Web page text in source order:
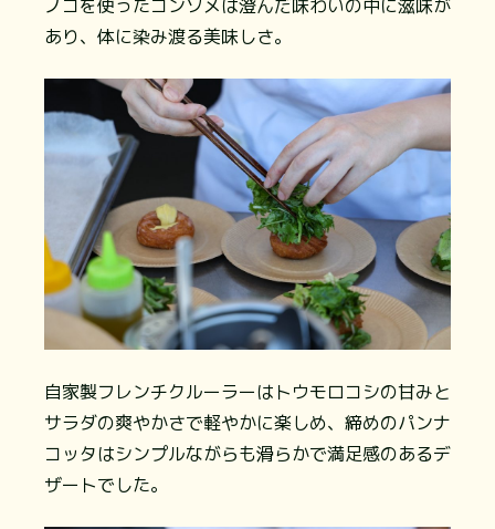
ノコを使ったコンソメは澄んだ味わいの中に滋味が
あり、体に染み渡る美味しさ。
自家製フレンチクルーラーはトウモロコシの甘みと
サラダの爽やかさで軽やかに楽しめ、締めのパンナ
コッタはシンプルながらも滑らかで満足感のあるデ
ザートでした。